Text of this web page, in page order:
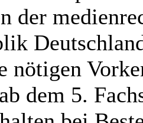
der
nötigen
dem 5.